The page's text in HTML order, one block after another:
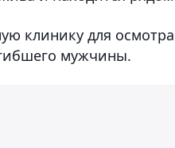
клинику для
мужчины.